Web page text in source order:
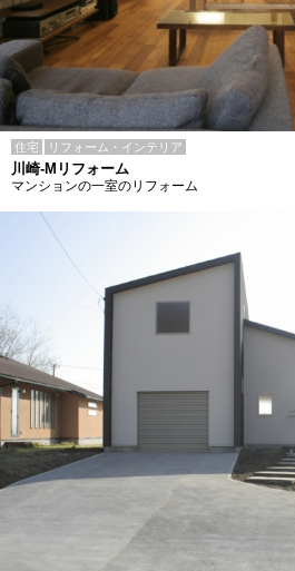
住宅 リフォーム・インテリア
川崎-Mリフォーム
マンションの一室のリフォーム